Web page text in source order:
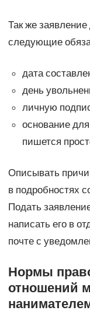
Так же
следующие
дата
день
личную
основание
пишется
Описывать
в подробностях
Подать
написать его в
почте с
Нормы
отношений